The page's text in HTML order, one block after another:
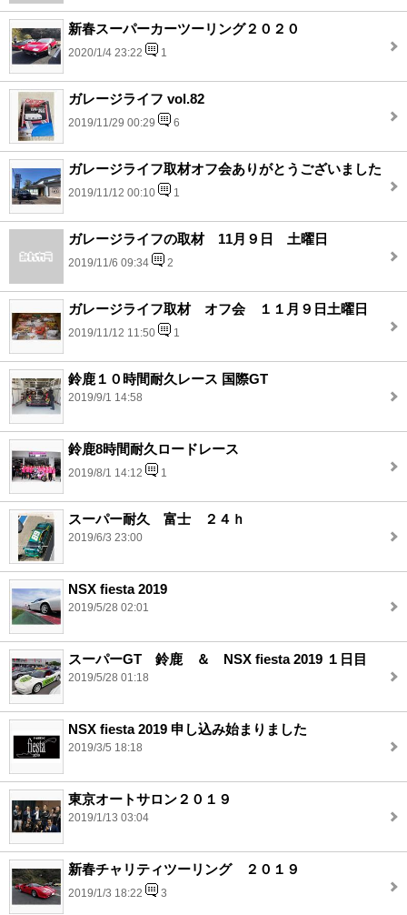
新春スーパーカーツーリング２０２０
2020/1/4 23:22 1
ガレージライフ vol.82
2019/11/29 00:29 6
ガレージライフ取材オフ会ありがとうございました
2019/11/12 00:10 1
ガレージライフの取材 11月９日 土曜日
2019/11/6 09:34 2
ガレージライフ取材 オフ会 １１月９日土曜日
2019/11/12 11:50 1
鈴鹿１０時間耐久レース 国際GT
2019/9/1 14:58
鈴鹿8時間耐久ロードレース
2019/8/1 14:12 1
スーパー耐久 富士 ２４ｈ
2019/6/3 23:00
NSX fiesta 2019
2019/5/28 02:01
スーパーGT 鈴鹿 ＆ NSX fiesta 2019 １日目
2019/5/28 01:18
NSX fiesta 2019 申し込み始まりました
2019/3/5 18:18
東京オートサロン２０１９
2019/1/13 03:04
新春チャリティツーリング ２０１９
2019/1/3 18:22 3